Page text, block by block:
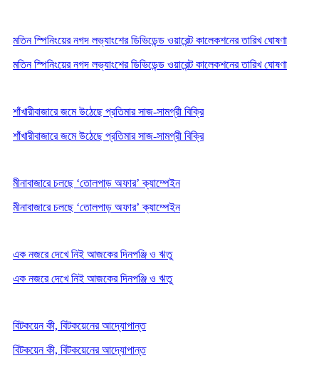
মতিন স্পিনিংয়ের নগদ লভ্যাংশের ডিভিডেন্ড ওয়ারেন্ট কালেকশনের তারিখ ঘোষণা
মতিন স্পিনিংয়ের নগদ লভ্যাংশের ডিভিডেন্ড ওয়ারেন্ট কালেকশনের তারিখ ঘোষণা
শাঁখারীবাজারে জমে উঠেছে প্রতিমার সাজ-সামগ্রী বিক্রি
শাঁখারীবাজারে জমে উঠেছে প্রতিমার সাজ-সামগ্রী বিক্রি
মীনাবাজারে চলছে ‘তোলপাড় অফার’ ক্যাম্পেইন
মীনাবাজারে চলছে ‘তোলপাড় অফার’ ক্যাম্পেইন
এক নজরে দেখে নিই আজকের দিনপঞ্জি ও ঋতু
এক নজরে দেখে নিই আজকের দিনপঞ্জি ও ঋতু
বিটকয়েন কী, বিটকয়েনের আদ্যোপান্ত
বিটকয়েন কী, বিটকয়েনের আদ্যোপান্ত